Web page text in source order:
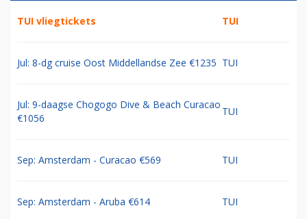
TUI vliegtickets TUI
Jul: 8-dg cruise Oost Middellandse Zee €1235 TUI
Jul: 9-daagse Chogogo Dive & Beach Curacao
€1056
TUI
Sep: Amsterdam - Curacao €569 TUI
Sep: Amsterdam - Aruba €614 TUI